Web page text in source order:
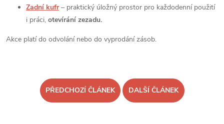
Zadní kufr – praktický úložný prostor pro každodenní použití
i práci, otevírání zezadu.
Akce platí do odvolání nebo do vyprodání zásob.
PŘEDCHOZÍ ČLÁNEK DALŠÍ ČLÁNEK